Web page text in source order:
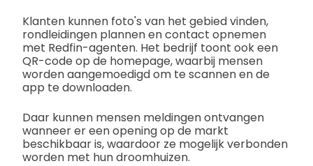
Klanten kunnen foto's van het gebied vinden,
rondleidingen plannen en contact opnemen
met Redfin-agenten. Het bedrijf toont ook een
QR-code op de homepage, waarbij mensen
worden aangemoedigd om te scannen en de
app te downloaden.
Daar kunnen mensen meldingen ontvangen
wanneer er een opening op de markt
beschikbaar is, waardoor ze mogelijk verbonden
worden met hun droomhuizen.